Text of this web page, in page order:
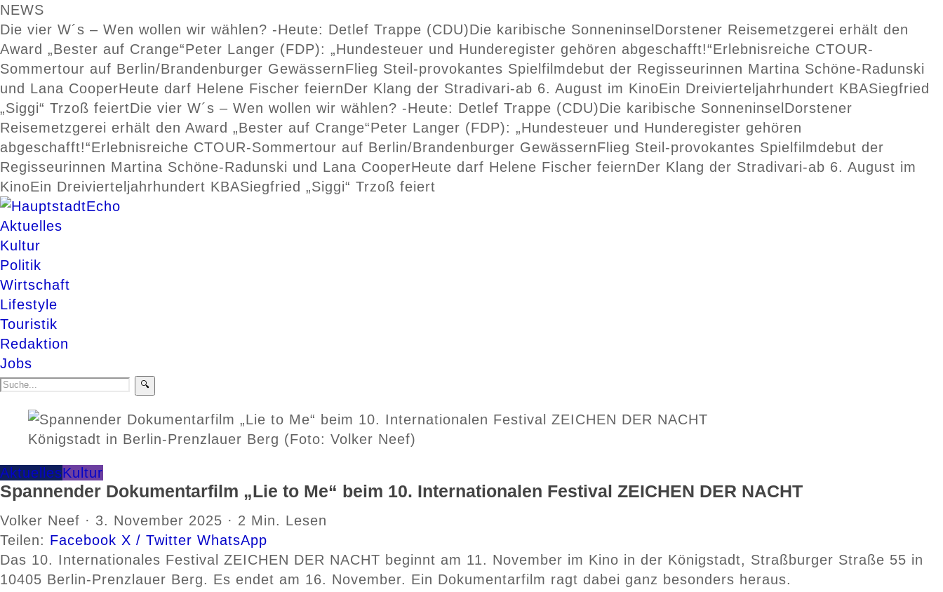
NEWS
Die vier W´s – Wen wollen wir wählen? -Heute: Detlef Trappe (CDU)Die karibische Sonneninsel Dorstener Reisemetzgerei erhält den
Award „Bester auf Crange“Peter Langer (FDP): „Hundesteuer und Hunderegister gehören abgeschafft!“Erlebnisreiche CTOUR-
Sommertour auf Berlin/Brandenburger GewässernFlieg Steil-provokantes Spielfilmdebut der Regisseurinnen Martina Schöne-Radunski
und Lana CooperHeute darf Helene Fischer feiernDer Klang der Stradivari-ab 6. August im KinoEin Dreivierteljahrhundert KBASiegfried
„Siggi“ Trzoß feiertDie vier W´s – Wen wollen wir wählen? -Heute: Detlef Trappe (CDU)Die karibische Sonneninsel Dorstener
Reisemetzgerei erhält den Award „Bester auf Crange“Peter Langer (FDP): „Hundesteuer und Hunderegister gehören
abgeschafft!“Erlebnisreiche CTOUR-Sommertour auf Berlin/Brandenburger GewässernFlieg Steil-provokantes Spielfilmdebut der
Regisseurinnen Martina Schöne-Radunski und Lana CooperHeute darf Helene Fischer feiernDer Klang der Stradivari-ab 6. August im
KinoEin Dreivierteljahrhundert KBASiegfried „Siggi“ Trzoß feiert
Aktuelles
Kultur
Politik
Wirtschaft
Lifestyle
Touristik
Redaktion
Jobs
🔍
Königstadt in Berlin-Prenzlauer Berg (Foto: Volker Neef)
AktuellesKultur
Spannender Dokumentarfilm „Lie to Me“ beim 10. Internationalen Festival ZEICHEN DER NACHT
Volker Neef · 3. November 2025 · 2 Min. Lesen
Teilen: Facebook X / Twitter WhatsApp
Das 10. Internationales Festival ZEICHEN DER NACHT beginnt am 11. November im Kino in der Königstadt, Straßburger Straße 55 in
10405 Berlin-Prenzlauer Berg. Es endet am 16. November. Ein Dokumentarfilm ragt dabei ganz besonders heraus.